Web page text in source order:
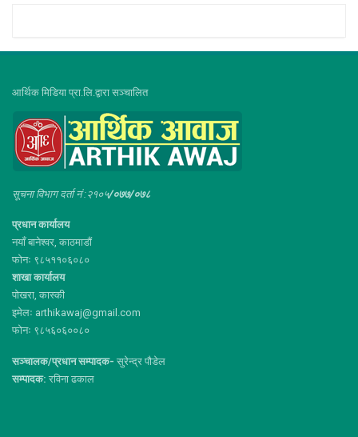
आर्थिक मिडिया प्रा.लि.द्वारा सञ्चालित
सूचना विभाग दर्ता नं :२१०५/०७७/०७८
प्रधान कार्यालय
नयाँ बानेश्वर, काठमाडौं
फोनः ९८५११०६०८०
शाखा कार्यालय
पोखरा, कास्की
इमेलः arthikawaj@gmail.com
फोनः ९८५६०६००८०
सञ्चालक/प्रधान सम्पादक- सुरेन्द्र पौडेल
सम्पादक: रविना ढकाल